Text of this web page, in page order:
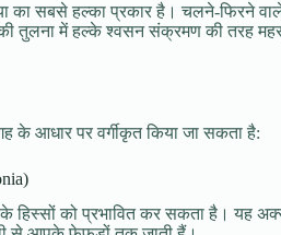
का सबसे हल्का प्रकार है। चलने-फिरने
की तुलना में हल्के श्वसन संक्रमण की तरह
के आधार पर वर्गीकृत किया जा सकता है:
के हिस्सों को प्रभावित कर सकता है। यह